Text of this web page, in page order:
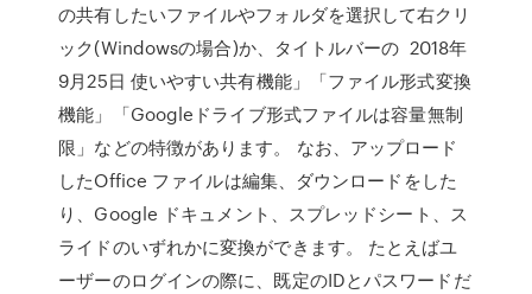
の共有したいファイルやフォルダを選択して右クリ
ック(Windowsの場合)か、タイトルバーの 2018年
9月25日 使いやすい共有機能」「ファイル形式変換
機能」「Googleドライブ形式ファイルは容量無制
限」などの特徴があります。 なお、アップロード
したOffice ファイルは編集、ダウンロードをした
り、Google ドキュメント、スプレッドシート、ス
ライドのいずれかに変換ができます。 たとえばユ
ーザーのログインの際に、既定のIDとパスワードだ